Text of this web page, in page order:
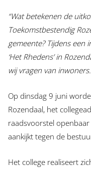
“Wat betekenen de
Toekomstbestendig
gemeente? Tijdens
‘Het Rhedens’ in
wij vragen van
Op dinsdag 9 juni
Rozendaal, het
raadsvoorstel
aankijkt tegen de
Het college realiseert